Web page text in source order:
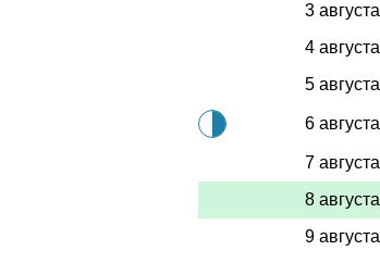
3 августа
4 августа
5 августа
6 августа
7 августа
8 августа
9 августа